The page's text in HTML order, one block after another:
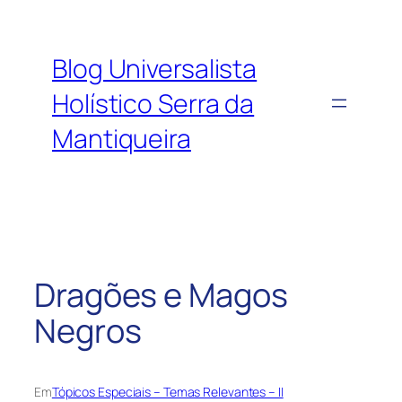
conteúdoBlog Universalista
Holístico Serra da
Mantiqueira
Dragões e Magos
Negros
EmTópicos Especiais – Temas Relevantes – II